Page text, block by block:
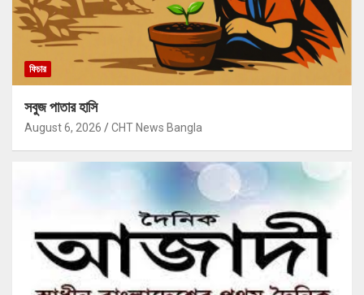
ফিচার
সবুজ পাতার হাসি
August 6, 2026 CHT News Bangla